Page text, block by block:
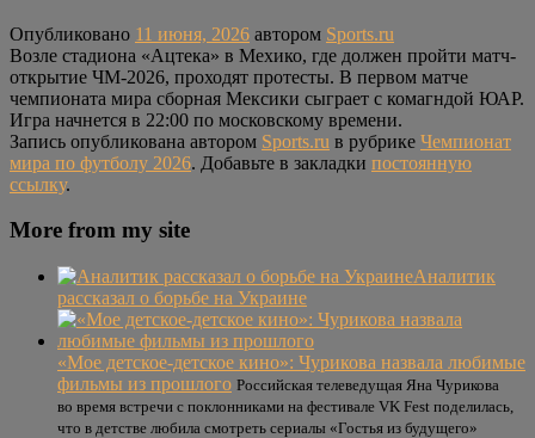
Опубликовано 11 июня, 2026 автором Sports.ru
Возле стадиона «Ацтека» в Мехико, где должен пройти матч-
открытие ЧМ-2026, проходят протесты. В первом матче
чемпионата мира сборная Мексики сыграет с комагндой ЮАР.
Игра начнется в 22:00 по московскому времени.
Запись опубликована автором Sports.ru в рубрике Чемпионат
мира по футболу 2026. Добавьте в закладки постоянную
ссылку.
More from my site
Аналитик
рассказал о борьбе на Украине
«Мое детское-детское кино»: Чурикова назвала любимые
фильмы из прошлого Российская телеведущая Яна Чурикова
во время встречи с поклонниками на фестивале VK Fest поделилась,
что в детстве любила смотреть сериалы «Гостья из будущего»